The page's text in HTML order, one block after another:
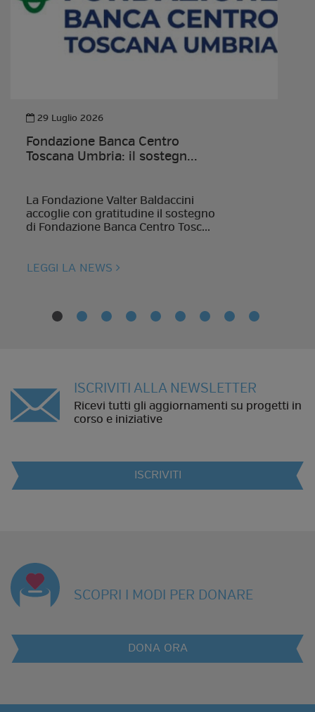
29 Luglio 2026
Fondazione Banca Centro
Toscana Umbria: il sostegn...
La Fondazione Valter Baldaccini
accoglie con gratitudine il sostegno
di Fondazione Banca Centro Tosc...
LEGGI LA NEWS
ISCRIVITI ALLA NEWSLETTER
Ricevi tutti gli aggiornamenti su progetti in
corso e iniziative
ISCRIVITI
SCOPRI I MODI PER DONARE
DONA ORA